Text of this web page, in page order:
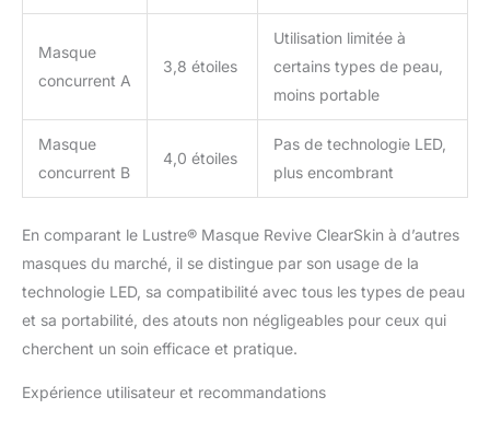
Masque
concurrent A
3,8 étoiles
Utilisation limitée à
certains types de peau,
moins portable
Masque
concurrent B
4,0 étoiles
Pas de technologie LED,
plus encombrant
En comparant le Lustre® Masque Revive ClearSkin à d’autres
masques du marché, il se distingue par son usage de la
technologie LED, sa compatibilité avec tous les types de peau
et sa portabilité, des atouts non négligeables pour ceux qui
cherchent un soin efficace et pratique.
Expérience utilisateur et recommandations